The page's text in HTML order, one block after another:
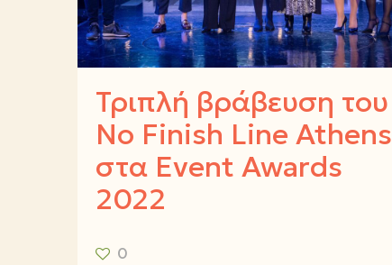
Τριπλή βράβευση του
No Finish Line Athens
στα Event Awards
2022
0